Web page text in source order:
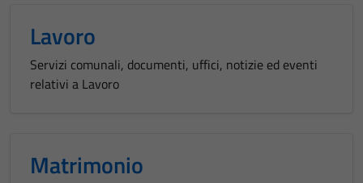
Lavoro
Servizi comunali, documenti, uffici, notizie ed eventi
relativi a Lavoro
Matrimonio